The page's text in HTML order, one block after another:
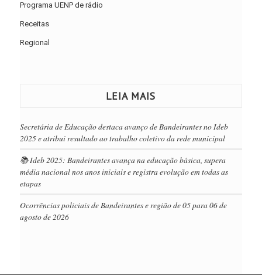
Programa UENP de rádio
Receitas
Regional
LEIA MAIS
Secretária de Educação destaca avanço de Bandeirantes no Ideb
2025 e atribui resultado ao trabalho coletivo da rede municipal
📚 Ideb 2025: Bandeirantes avança na educação básica, supera
média nacional nos anos iniciais e registra evolução em todas as
etapas
Ocorrências policiais de Bandeirantes e região de 05 para 06 de
agosto de 2026